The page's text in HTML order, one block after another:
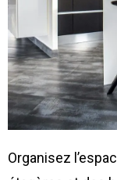
Organisez